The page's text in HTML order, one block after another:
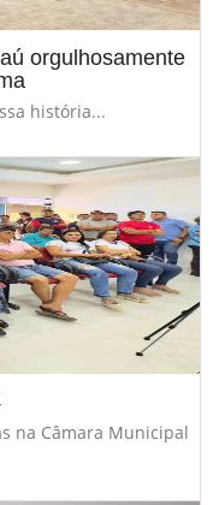
orgulhosamente
história...
na Câmara Municipal